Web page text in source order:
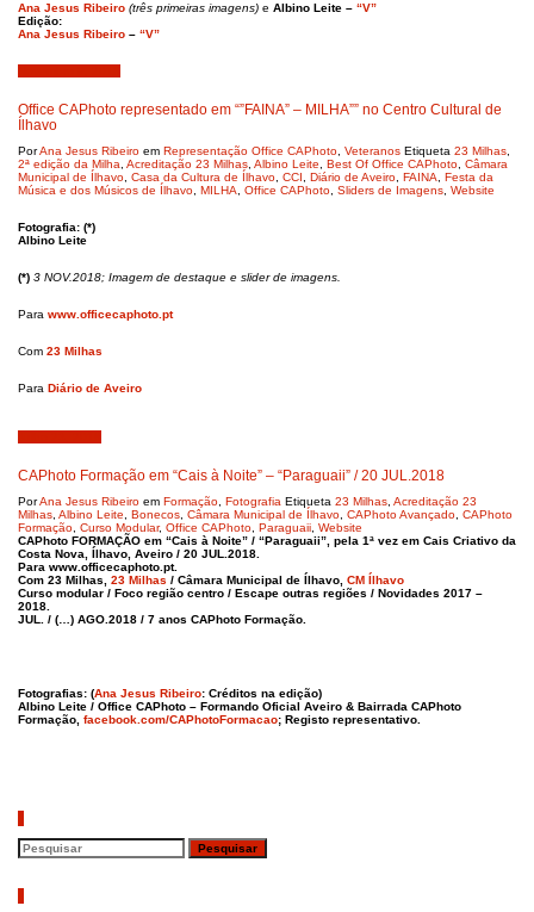
Ana Jesus Ribeiro (três primeiras imagens) e Albino Leite – “V”
Edição:
Ana Jesus Ribeiro – “V”
Office CAPhoto representado em “”FAINA” – MILHA”” no Centro Cultural de
Ílhavo
PorAna Jesus Ribeiro em Representação Office CAPhoto Veteranos Etiqueta 23 Milhas
2ª edição da Milha Acreditação 23 Milhas Albino Leite Best Of Office CAPhoto Câmara
Municipal de Ílhavo Casa da Cultura de Ílhavo CCI Diário de Aveiro FAINA
Festa da
Música e dos Músicos de Ílhavo MILHA Office CAPhoto Sliders de Imagens Website
Fotografia: (*)
Albino Leite
(*) 3 NOV.2018; Imagem de destaque e slider de imagens.
Para www.officecaphoto.pt
Com 23 Milhas
Para Diário de Aveiro
CAPhoto Formação em “Cais à Noite” – “Paraguaii” / 20 JUL.2018
PorAna Jesus Ribeiro em Formação Fotografia Etiqueta 23 Milhas Acreditação 23
Milhas Albino Leite Bonecos Câmara Municipal de Ílhavo CAPhoto Avançado CAPhoto
Formação Curso Modular, Office CAPhoto Paraguaii Website
CAPhoto FORMAÇÃO em “Cais à Noite” / “Paraguaii”, pela 1ª vez em Cais Criativo da
Costa Nova, Ílhavo, Aveiro / 20 JUL.2018.
Para www.officecaphoto.pt.
Com 23 Milhas, 23 Milhas / Câmara Municipal de Ílhavo, CM Ílhavo
Curso modular / Foco região centro / Escape outras regiões / Novidades 2017 –
2018.
JUL. / (…) AGO.2018 / 7 anos CAPhoto Formação.
Fotografias: (Ana Jesus Ribeiro: Créditos na edição)
Albino Leite / Office CAPhoto – Formando Oficial Aveiro & Bairrada CAPhoto
Formação, facebook.com/CAPhotoFormacao; Registo representativo.